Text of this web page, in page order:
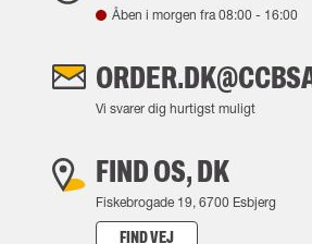
Åben i morgen fra08:00 - 16:00
Vi svarer dig hurtigst muligt
FIND OS, DK
Fiskebrogade 19, 6700 Esbjerg
FIND VEJ